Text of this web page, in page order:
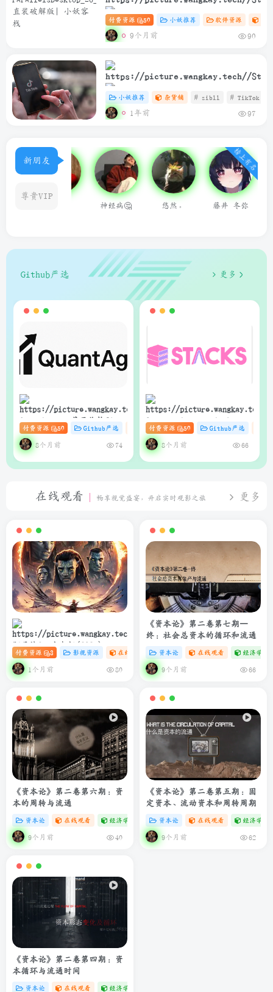
付费资源 50 小妖推荐 软件资源
9个月前 90
小妖推荐 杂货铺 # zibll # TikTok
1年前 97
榜上有名
新朋友
尊贵VIP
悠然。 藤井 冬弥 用户14624686
狗子
Github严选 更多
QuantAgent：基于价格驱动
的多智能体 LLM 高频交易分
析系统
付费资源 50 Github严选 杂货铺 # zibll # C # AI
8个月前 74
Stacks：Anna’s Archive
电子书快速下载的轻量级管
理器（支持Web界面与API）
付费资源 50 Github严选
8个月前 66
在线观看 畅享视觉盛宴，开启实时观影之旅 更多
阿凡达3：火与烬(2025)
4K+1080P 中英双字 夸克&度盘
&迅雷下载
付费资源 3 影视资源 在线观看 # 4K # 电影
1个月前 80
《资本论》第二卷第七期—
终：社会总资本的循环和流通
资本论 在线观看 经济学专
9个月前 66
《资本论》第二卷第六期：资
本的周转与流通
资本论 在线观看 经济学专题 # zibll # C
9个月前 40
《资本论》第二卷第五期：固
定资本、流动资本和周转周期
资本论 在线观看 经济学专
9个月前 62
《资本论》第二卷第四期：资
本循环与流通时间
资本论 在线观看 经济学专题